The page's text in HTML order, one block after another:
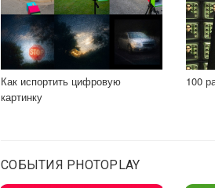
Как испортить цифровую
картинку
100
СОБЫТИЯ PHOTOPLAY